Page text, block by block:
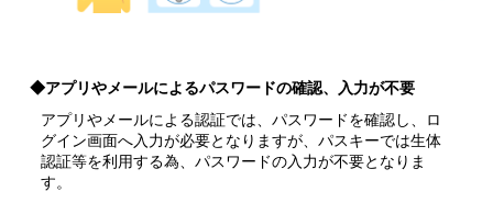
◆アプリやメールによるパスワードの確認、入力が不要
アプリやメールによる認証では、パスワードを確認し、ロ
グイン画面へ入力が必要となりますが、パスキーでは生体
認証等を利用する為、パスワードの入力が不要となりま
す。